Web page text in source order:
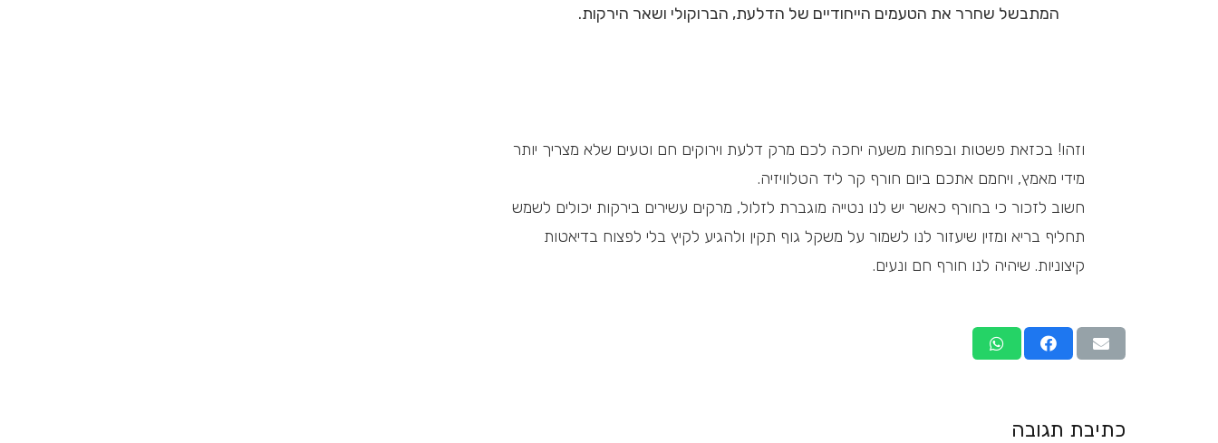
המתבשל שחרר את הטעמים הייחודיים של הדלעת, הברוקולי ושאר הירקות.
וזהו! בכזאת פשטות ובפחות משעה יחכה לכם מרק דלעת וירוקים חם וטעים שלא מצריך יותר
מידי מאמץ, ויחמם אתכם ביום חורף קר ליד הטלוויזיה.
חשוב לזכור כי בחורף כאשר יש לנו נטייה מוגברת לזלול, מרקים עשירים בירקות יכולים לשמש
תחליף בריא ומזין שיעזור לנו לשמור על משקל גוף תקין ולהגיע לקיץ בלי לפצוח בדיאטות
קיצוניות. שיהיה לנו חורף חם ונעים.
כתיבת תגובה